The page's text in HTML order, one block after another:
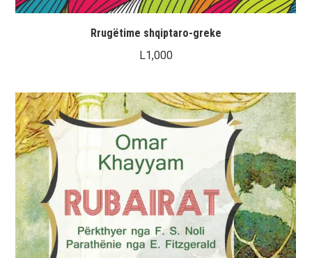
Rrugëtime shqiptaro-greke
L1,000